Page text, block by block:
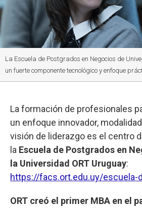
La Escuela de Postgrados en Negocios de
un fuerte componente tecnológico y enfoque
La formación de profesionales
un enfoque innovador,
visión de liderazgo es el centro
la Escuela de Postgrados en
la Universidad ORT Uruguay:
https://facs.ort.edu.uy/escuela-
ORT creó el primer MBA en el